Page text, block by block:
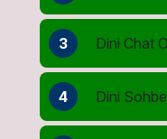
3 Dini Chat
4 Dini